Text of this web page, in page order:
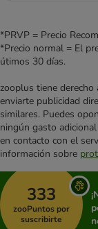
*PRVP = Precio
*Precio normal = El
útimos 30 días.
zooplus tiene
enviarte publicidad
similares. Puedes
ningún gasto
en contacto con el
información sobre
333
zooPuntos por
suscribirte